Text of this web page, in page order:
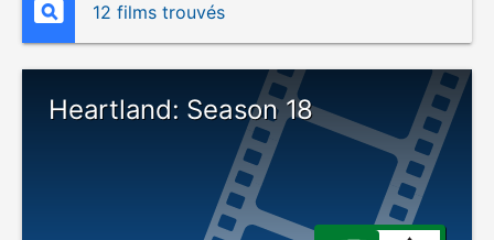
12 films trouvés
Heartland: Season 18